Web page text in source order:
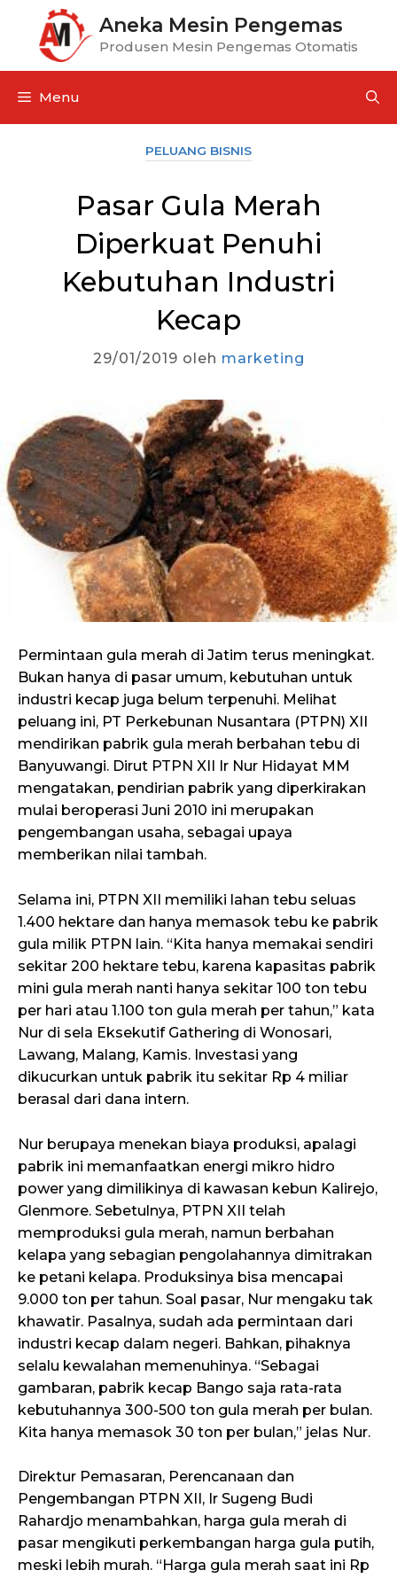
Aneka Mesin Pengemas
Produsen Mesin Pengemas Otomatis
Menu
PELUANG BISNIS
Pasar Gula Merah
Diperkuat Penuhi
Kebutuhan Industri
Kecap
29/01/2019 oleh marketing
Permintaan gula merah di Jatim terus meningkat.
Bukan hanya di pasar umum, kebutuhan untuk
industri kecap juga belum terpenuhi. Melihat
peluang ini, PT Perkebunan Nusantara (PTPN) XII
mendirikan pabrik gula merah berbahan tebu di
Banyuwangi. Dirut PTPN XII Ir Nur Hidayat MM
mengatakan, pendirian pabrik yang diperkirakan
mulai beroperasi Juni 2010 ini merupakan
pengembangan usaha, sebagai upaya
memberikan nilai tambah.
Selama ini, PTPN XII memiliki lahan tebu seluas
1.400 hektare dan hanya memasok tebu ke pabrik
gula milik PTPN lain. “Kita hanya memakai sendiri
sekitar 200 hektare tebu, karena kapasitas pabrik
mini gula merah nanti hanya sekitar 100 ton tebu
per hari atau 1.100 ton gula merah per tahun,” kata
Nur di sela Eksekutif Gathering di Wonosari,
Lawang, Malang, Kamis. Investasi yang
dikucurkan untuk pabrik itu sekitar Rp 4 miliar
berasal dari dana intern.
Nur berupaya menekan biaya produksi, apalagi
pabrik ini memanfaatkan energi mikro hidro
power yang dimilikinya di kawasan kebun Kalirejo,
Glenmore. Sebetulnya, PTPN XII telah
memproduksi gula merah, namun berbahan
kelapa yang sebagian pengolahannya dimitrakan
ke petani kelapa. Produksinya bisa mencapai
9.000 ton per tahun. Soal pasar, Nur mengaku tak
khawatir. Pasalnya, sudah ada permintaan dari
industri kecap dalam negeri. Bahkan, pihaknya
selalu kewalahan memenuhinya. “Sebagai
gambaran, pabrik kecap Bango saja rata-rata
kebutuhannya 300-500 ton gula merah per bulan.
Kita hanya memasok 30 ton per bulan,” jelas Nur.
Direktur Pemasaran, Perencanaan dan
Pengembangan PTPN XII, Ir Sugeng Budi
Rahardjo menambahkan, harga gula merah di
pasar mengikuti perkembangan harga gula putih,
meski lebih murah. “Harga gula merah saat ini Rp